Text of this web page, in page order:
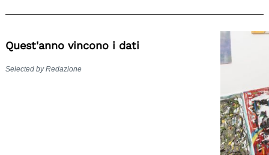
Quest'anno vincono i dati
Selected by Redazione